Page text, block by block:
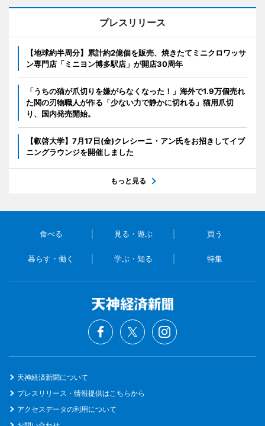
プレスリリース
【地球約半周分】累計約2億個を販売、焼きたてミニクロワッサ
ン専門店「ミニヨン博多駅店」が開店30周年
「うちの猫が爪切りを嫌がらなくなった！」海外で1.9万個売れ
た関の刃物職人が作る「少ない力で静かに切れる」猫用爪切
り、国内発売開始。
【叡啓大学】7月17日(金)クレシーニ・アン氏をお招きしてイブ
ニングラウンジを開催しました
もっと見る
食べる 見る・遊ぶ 買う
暮らす・働く 学ぶ・知る 特集
天神経済新聞について
プレスリリース・情報提供はこちらから
アクセスデータの利用について